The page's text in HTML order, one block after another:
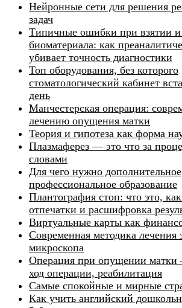
Нейронные сети для решения
задач
Типичные ошибки при взятии и
биоматериала: как
убивает точность диагностики
Топ оборудования, без которого
стоматологический кабинет
день
Манчестерская операция:
лечению опущения матки
Теория и гипотеза как форма
Плазмаферез — это что за
словами
Для чего нужно дополнительное
профессиональное образование
Плантография стоп: что это,
отпечатки и расшифровка
Виртуальные карты как
Современная методика
микроскопа
Операция при опущении матки
ход операции, реабилитация
Самые спокойные и мирные
Как учить английский